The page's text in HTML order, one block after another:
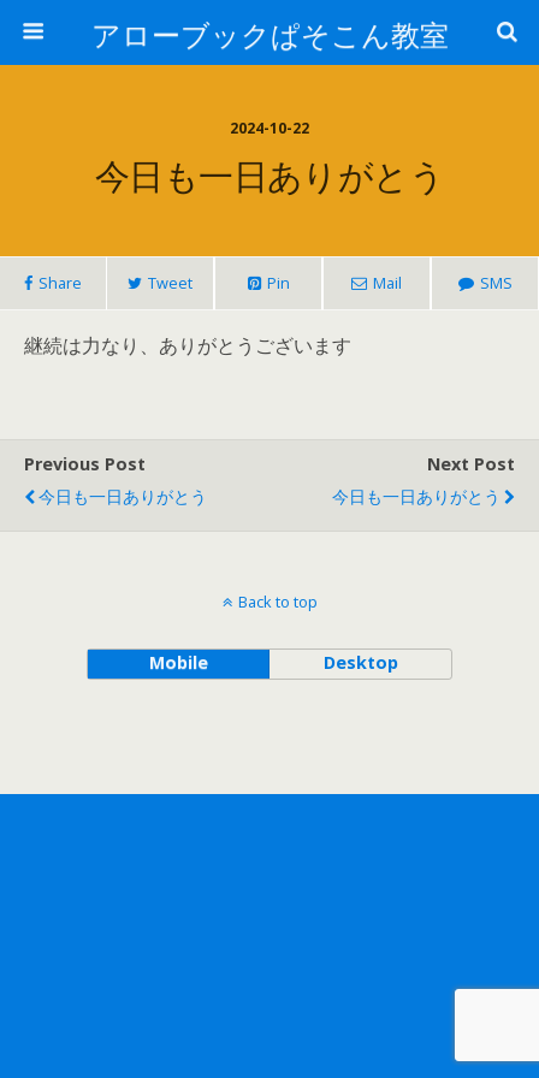
アローブックぱそこん教室
2024-10-22
今日も一日ありがとう
Share Tweet Pin Mail SMS
継続は力なり、ありがとうございます
Previous Post
今日も一日ありがとう
Next Post
今日も一日ありがとう
Back to top
Mobile Desktop